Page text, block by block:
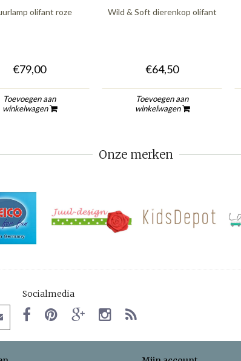
olifant roze
€79,00
Toevoegen aan
winkelwagen
Wild & Soft dierenkop olifant
€64,50
Toevoegen aan
winkelwagen
Onze merken
Socialmedia